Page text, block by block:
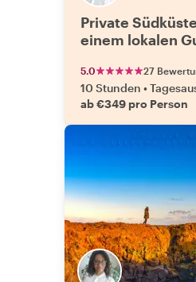
Private
einem lokalen
5.0 27
10 Stunden •
ab €349 pro Person